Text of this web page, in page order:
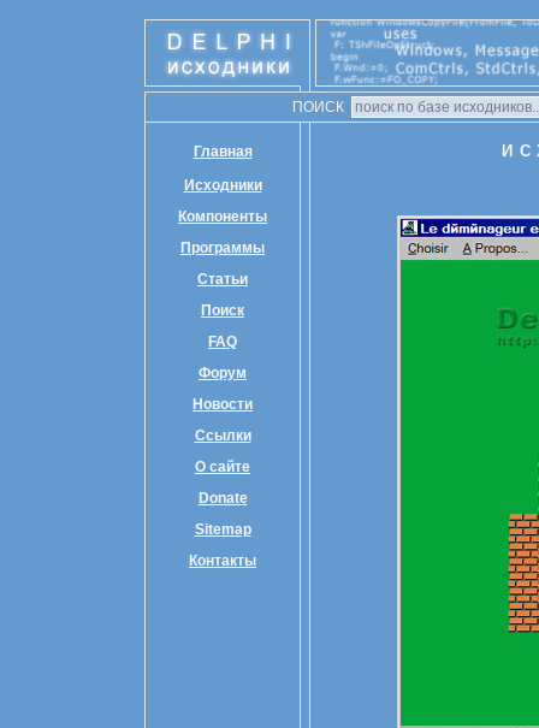
ПОИСК
Главная
Исходники
Компоненты
Программы
Статьи
Поиск
FAQ
Форум
Новости
Ссылки
О сайте
Donate
Sitemap
Контакты